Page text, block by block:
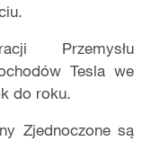
Przemysłu
Tesla we
do roku.
Zjednoczone są